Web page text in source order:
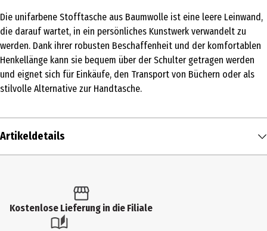
Die unifarbene Stofftasche aus Baumwolle ist eine leere Leinwand,
die darauf wartet, in ein persönliches Kunstwerk verwandelt zu
werden. Dank ihrer robusten Beschaffenheit und der komfortablen
Henkellänge kann sie bequem über der Schulter getragen werden
und eignet sich für Einkäufe, den Transport von Büchern oder als
stilvolle Alternative zur Handtasche.
Artikeldetails
Produkttyp
Kostenlose Lieferung in die Filiale